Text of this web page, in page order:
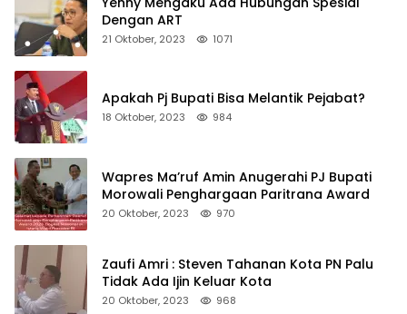
Dengan ART
21 Oktober, 2023 1071
Apakah Pj Bupati Bisa Melantik Pejabat?
18 Oktober, 2023 984
Wapres Ma’ruf Amin Anugerahi PJ Bupati
Morowali Penghargaan Paritrana Award
20 Oktober, 2023 970
Zaufi Amri : Steven Tahanan Kota PN Palu
Tidak Ada Ijin Keluar Kota
20 Oktober, 2023 968